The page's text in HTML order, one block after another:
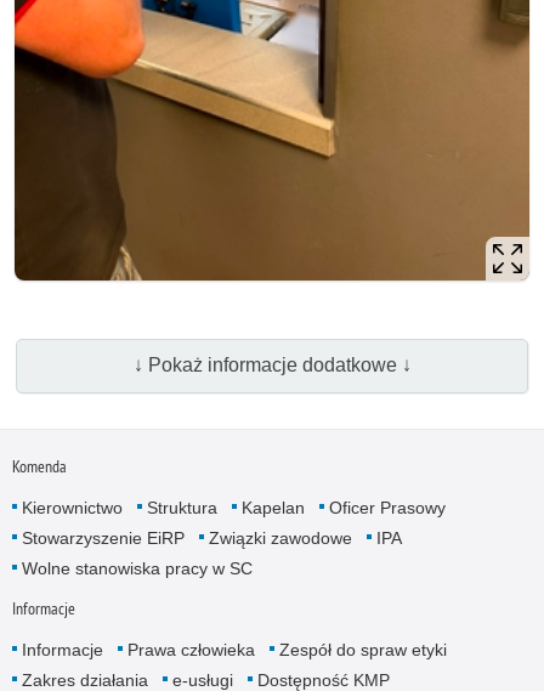
↓ Pokaż informacje dodatkowe ↓
Komenda
Kierownictwo Struktura Kapelan
Oficer Prasowy
Stowarzyszenie EiRP
Związki zawodowe
IPA
Wolne stanowiska pracy w SC
Informacje
Informacje Prawa człowieka
Zespół do spraw etyki
Zakres działania
e-usługi
Dostępność KMP